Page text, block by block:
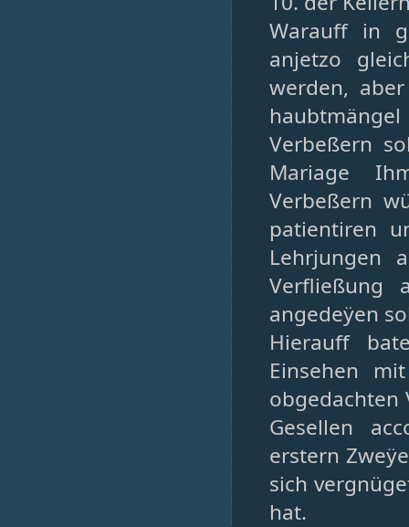
Warauff in
anjetzo
werden,
Verbeßern
Mariage
Verbeßern
patientiren
Lehrjungen
Verfließung
angedeÿen
Hierauff
Einsehen
obgedachten
Gesellen
erstern
sich
hat.